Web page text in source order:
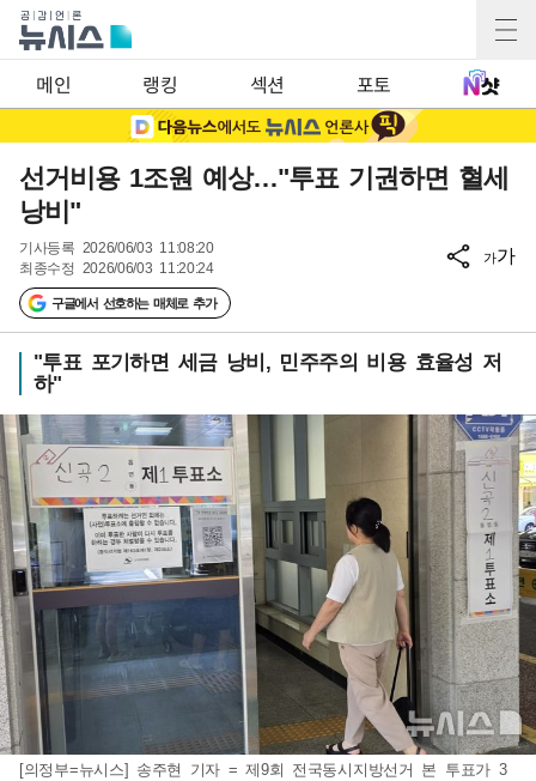
메인 랭킹 섹션 포토
선거비용 1조원 예상…"투표 기권하면 혈세
낭비"
기사등록 2026/06/03 11:08:20
최종수정 2026/06/03 11:20:24
구글에서 선호하는 매체로 추가
가가
"투표 포기하면 세금 낭비, 민주주의 비용 효율성 저
하"
[의정부=뉴시스] 송주현 기자 = 제9회 전국동시지방선거 본 투표가 3